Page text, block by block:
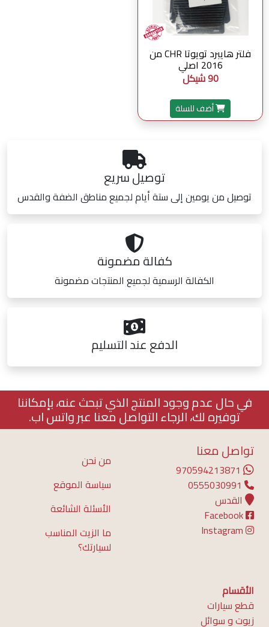
فلتر هايبرد تويوتا CHR من
2016 اصلي
90 شيكل
أضف للسلة
توصيل سريع
توصيل من يومين إلى ستة أيام لجميع مناطق الضفة والقدس
كفالة مضمونة
الكفالة الرسمية لجميع المنتجات مضمونة
الدفع عند التسليم
في حال عدم وجود المنتج الذي تبحث عنه، بإمكاننا
توفيره لك، الرجاء التواصل معنا عبر واتس اب.
تواصل معنا
0555030991
القدس
من نحن
سياسة الموقع
الأسئلة الشائعة
ما الزيت المناسب
لسيارتك؟
الأقسام
قطع سيارات
زيوت و سوائل